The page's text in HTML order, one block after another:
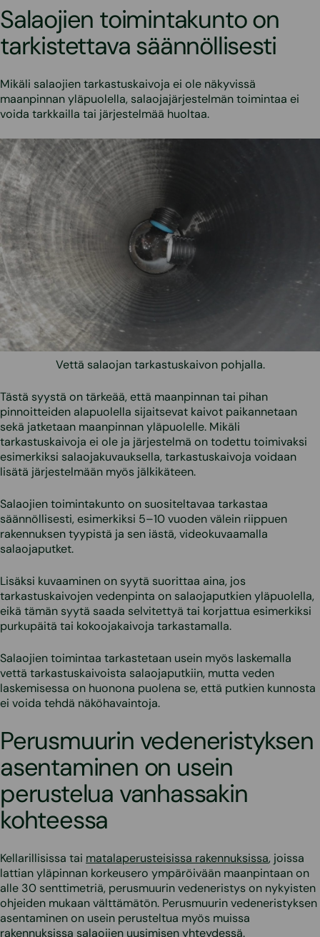
Salaojien toimintakunto on
tarkistettava säännöllisesti
Mikäli salaojien tarkastuskaivoja ei ole näkyvissä
maanpinnan yläpuolella, salaojajärjestelmän toimintaa ei
voida tarkkailla tai järjestelmää huoltaa.
Vettä salaojan tarkastuskaivon pohjalla.
Tästä syystä on tärkeää, että maanpinnan tai pihan
pinnoitteiden alapuolella sijaitsevat kaivot paikannetaan
sekä jatketaan maanpinnan yläpuolelle. Mikäli
tarkastuskaivoja ei ole ja järjestelmä on todettu toimivaksi
esimerkiksi salaojakuvauksella, tarkastuskaivoja voidaan
lisätä järjestelmään myös jälkikäteen.
Salaojien toimintakunto on suositeltavaa tarkastaa
säännöllisesti, esimerkiksi 5–10 vuoden välein riippuen
rakennuksen tyypistä ja sen iästä, videokuvaamalla
salaojaputket.
Lisäksi kuvaaminen on syytä suorittaa aina, jos
tarkastuskaivojen vedenpinta on salaojaputkien yläpuolella,
eikä tämän syytä saada selvitettyä tai korjattua esimerkiksi
purkupäitä tai kokoojakaivoja tarkastamalla.
Salaojien toimintaa tarkastetaan usein myös laskemalla
vettä tarkastuskaivoista salaojaputkiin, mutta veden
laskemisessa on huonona puolena se, että putkien kunnosta
ei voida tehdä näköhavaintoja.
Perusmuurin vedeneristyksen
asentaminen on usein
perustelua vanhassakin
kohteessa
Kellarillisissa tai matalaperusteisissa rakennuksissa, joissa
lattian yläpinnan korkeusero ympäröivään maanpintaan on
alle 30 senttimetriä, perusmuurin vedeneristys on nykyisten
ohjeiden mukaan välttämätön. Perusmuurin vedeneristyksen
asentaminen on usein perusteltua myös muissa
rakennuksissa salaojien uusimisen yhteydessä.